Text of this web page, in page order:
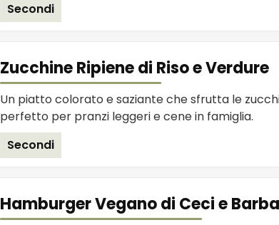
Secondi
Zucchine Ripiene di Riso e Verdure
Un piatto colorato e saziante che sfrutta le
perfetto per pranzi leggeri e cene in famiglia.
Secondi
Hamburger Vegano di Ceci e